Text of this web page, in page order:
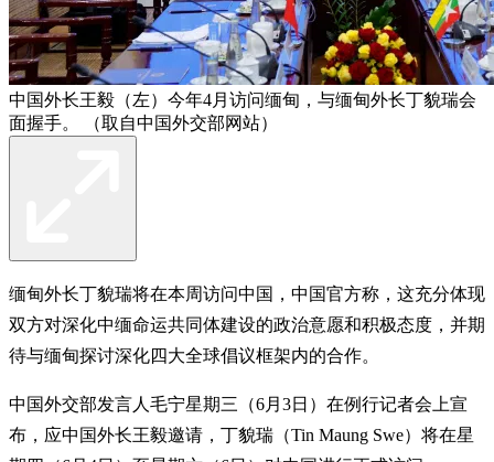
中国外长王毅（左）今年4月访问缅甸，与缅甸外长丁貌瑞会
面握手。 （取自中国外交部网站）
缅甸外长丁貌瑞将在本周访问中国，中国官方称，这充分体现
双方对深化中缅命运共同体建设的政治意愿和积极态度，并期
待与缅甸探讨深化四大全球倡议框架内的合作。
中国外交部发言人毛宁星期三（6月3日）在例行记者会上宣
布，应中国外长王毅邀请，丁貌瑞（Tin Maung Swe）将在星